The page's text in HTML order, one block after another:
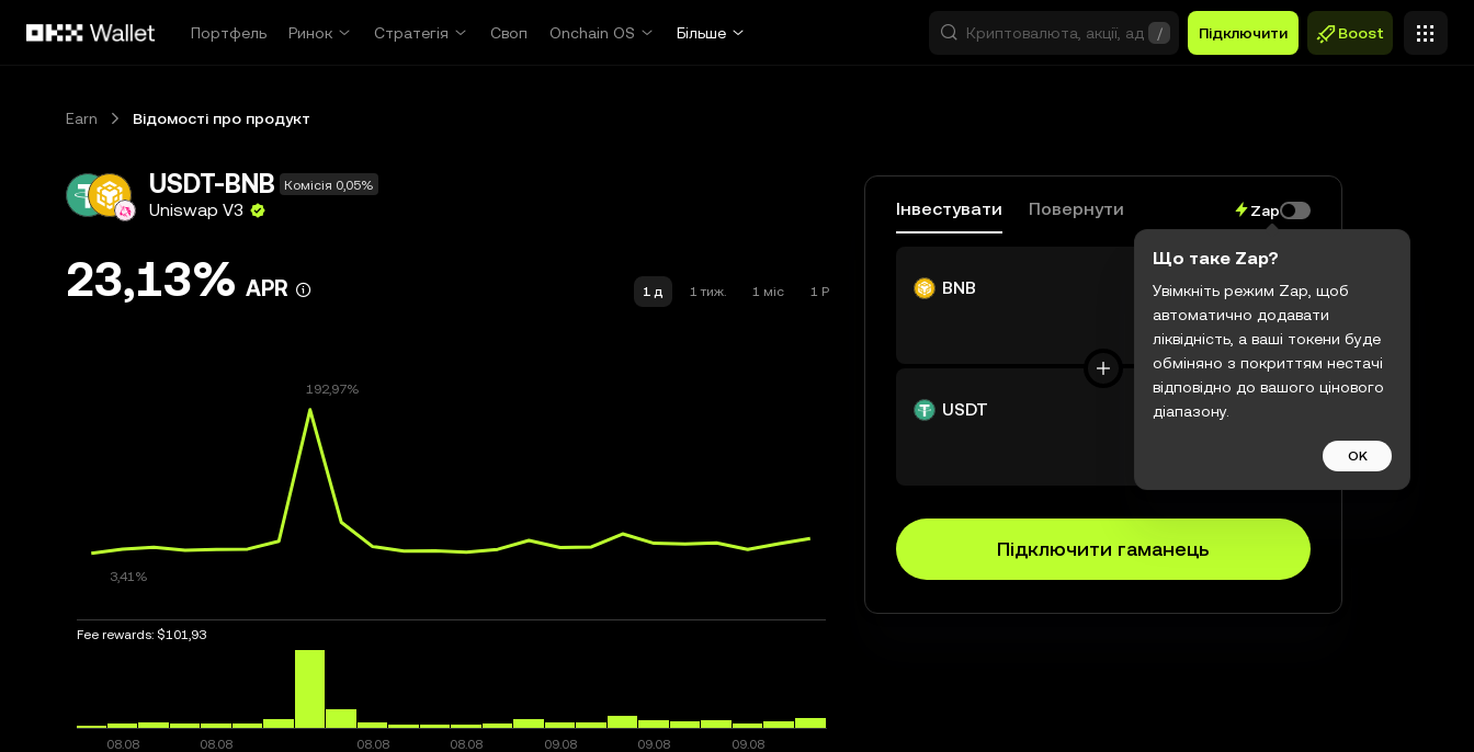
Портфель
Ринок Стратегія Своп Onchain OS Більше / Підключити Boost
Earn Відомості про продукт
USDT-BNB Комісія 0,05%
Uniswap V3
23,13% APR 1 д 1 тиж. 1 міс 1 Р
Fee rewards: $101,93
Інвестувати Повернути Zap
BNB
$0,00
USDT
Підключити гаманець
Що таке Zap?
Увімкніть режим Zap, щоб
автоматично додавати
ліквідність, а ваші токени буде
обміняно з покриттям нестачі
відповідно до вашого цінового
діапазону.
OK